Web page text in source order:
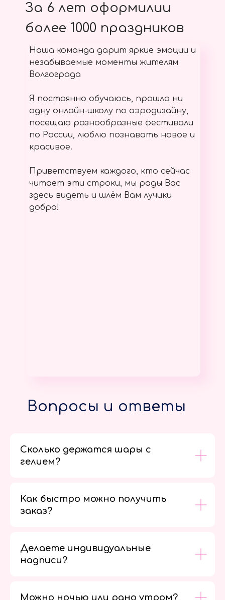
За 6 лет оформилии
более 1000 праздников
Наша команда дарит яркие эмоции и
незабываемые моменты жителям
Волгограда
Я постоянно обучаюсь, прошла ни
одну онлайн-школу по аэродизайну,
посещаю разнообразные фестивали
по России, люблю познавать новое и
красивое.
Приветствуем каждого, кто сейчас
читает эти строки, мы рады Вас
здесь видеть и шлём Вам лучики
добра!
Вопросы и ответы
Сколько держатся шары с
гелием?
Как быстро можно получить
заказ?
Делаете индивидуальные
надписи?
Можно ночью или рано утром?